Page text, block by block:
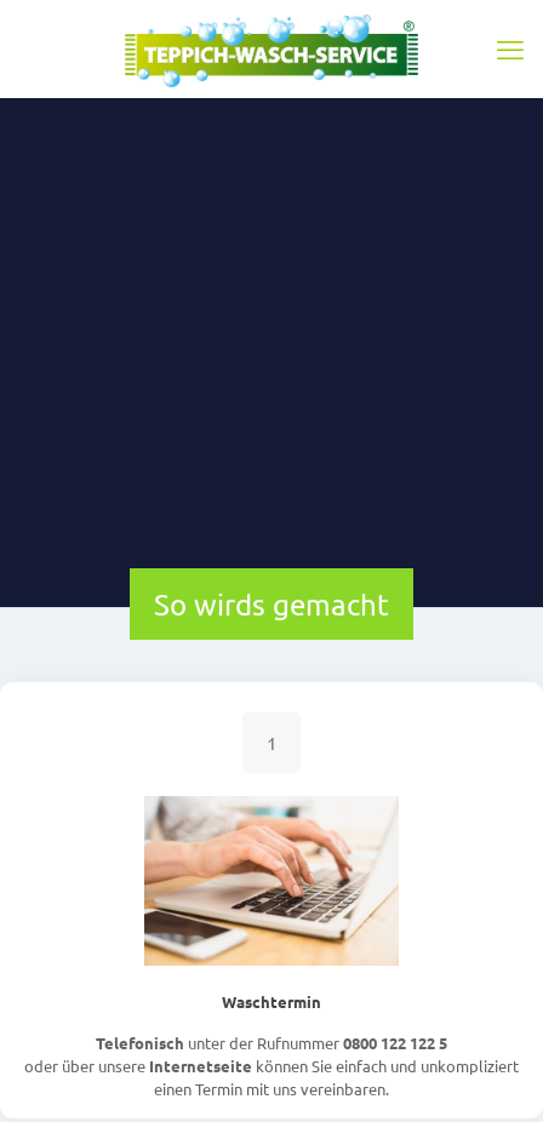
So wirds gemacht
1
Waschtermin
Telefonisch unter der Rufnummer0800 122 122 5
oder über unsere Internetseite können Sie einfach und unkompliziert
einen Termin mit uns vereinbaren.